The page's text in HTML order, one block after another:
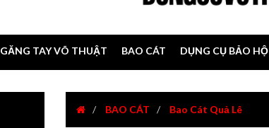
GĂNG TAY VÕ THUẬT BAO CÁT DỤNG CỤ BẢO HỘ
BAO CÁT Bao Cát Quả Lê